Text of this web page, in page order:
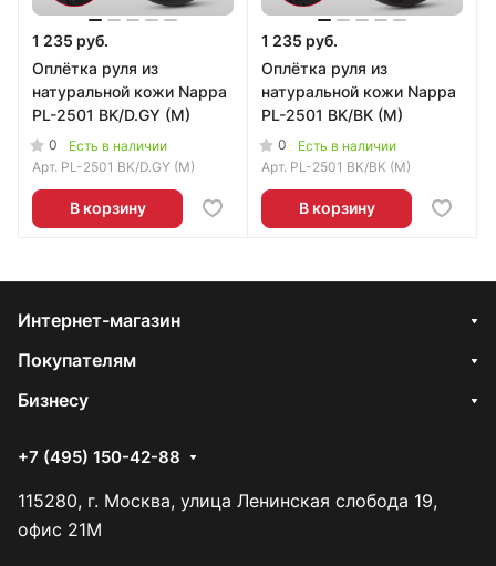
1 235 руб.
Оплётка руля из
натуральной кожи Nappa
PL-2501 BK/D.GY (M)
0
Есть в наличии
Арт. PL-2501 BK/D.GY (M)
В корзину
1 235 руб.
Оплётка руля из
натуральной кожи Nappa
PL-2501 BK/BK (M)
0
Есть в наличии
Арт. PL-2501 BK/BK (M)
В корзину
Интернет-магазин
Покупателям
Бизнесу
+7 (495) 150-42-88
115280, г. Москва, улица Ленинская слобода 19,
офис 21М